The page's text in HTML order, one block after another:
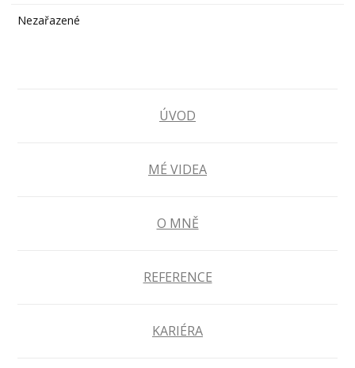
Nezařazené
ÚVOD
MÉ VIDEA
O MNĚ
REFERENCE
KARIÉRA